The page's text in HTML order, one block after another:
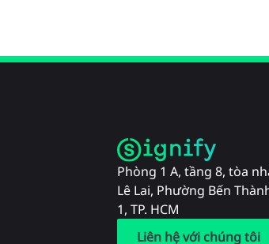
Phòng 1 A, tầng 8, tòa
Lê Lai, Phường Bến
1, TP. HCM
Liên hệ với chúng tôi